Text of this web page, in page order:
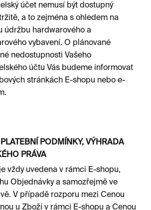
účet nemusí být dostupný
a to zejména s ohledem na
údržbu hardwarového a
vybavení. O plánované
nedostupnosti Vašeho
účtu Vás budeme informovat
stránkách E-shopu nebo e-
PODMÍNKY, VÝHRADA
PRÁVA
vždy uvedena v rámci E-shopu,
Objednávky a samozřejmě ve
V případě rozporu mezi Cenou
u Zboží v rámci E-shopu a Cenou